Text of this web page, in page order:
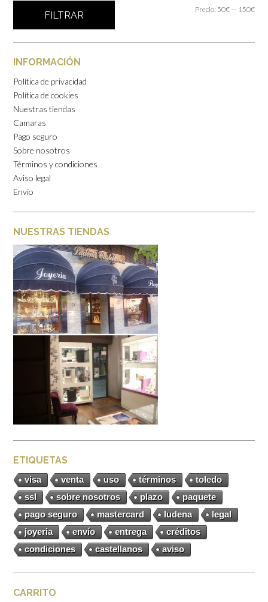
FILTRAR
Precio: 50€ — 150€
INFORMACIÓN
Política de privacidad
Política de cookies
Nuestras tiendas
Camaras
Pago seguro
Sobre nosotros
Términos y condiciones
Aviso legal
Envío
NUESTRAS TIENDAS
ETIQUETAS
visa venta uso términos
toledo
ssl
sobre nosotros plazo
paquete
pago seguro
mastercard ludena
legal
joyeria
envío entrega
créditos
condiciones
castellanos aviso
CARRITO